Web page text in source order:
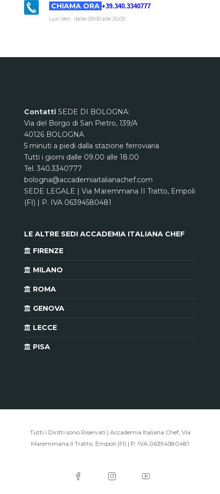
CHIAMA ORA +39.340.3340777
Lun-Ven: dalle 09.00 alle 20.00
Contatti SEDE DI BOLOGNA:
Via del Borgo di San Pietro, 139/A
40126 BOLOGNA
5 minuti a piedi dalla stazione ferroviaria
Tutti i giorni dalle 09.00 alle 18.00
Tel. 340.3340777
bologna@accademiaitalianachef.com
SEDE LEGALE | Via Maremmana II Tratto, Empoli
(FI) | P. IVA 06394580481
LE ALTRE SEDI ACCADEMIA ITALIANA CHEF
FIRENZE
MILANO
ROMA
GENOVA
LECCE
PISA
Tutti i Diritti sono Riservati | Accademia Italiana Chef, Via
Maremmana II Tratto, Empoli (FI) | P. IVA 06394580481